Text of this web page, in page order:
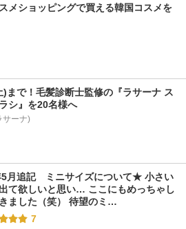
メショッピングで買える韓国コスメを
)まで！毛髪診断士監修の『ラサーナ ス
シ』を20名様へ
サーナ)
月追記　ミニサイズについて★ 小さい
て欲しいと思い… ここにもめっちゃし
ました（笑） 待望のミ…
7